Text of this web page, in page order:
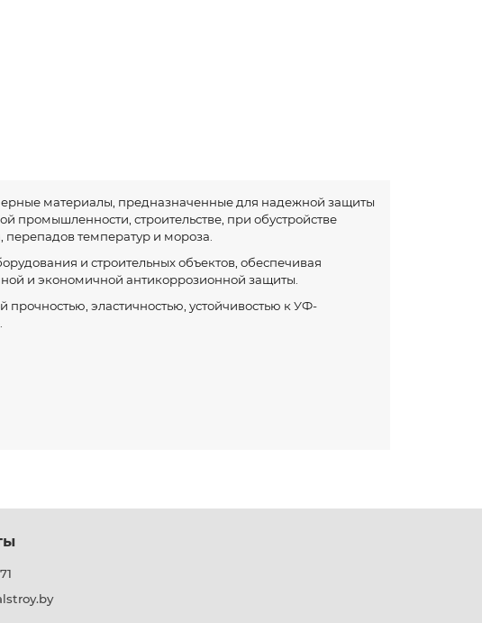
материалы, предназначенные для надежной защиты
промышленности, строительстве, при обустройстве
перепадов температур и мороза.
и строительных объектов, обеспечивая
и экономичной антикоррозионной защиты.
эластичностью, устойчивостью к УФ-